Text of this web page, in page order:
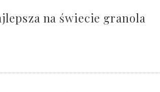
na świecie granola